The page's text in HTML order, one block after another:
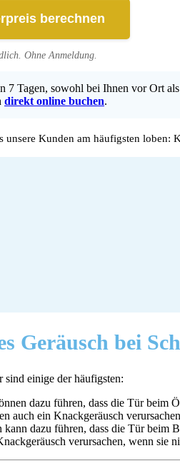
berechnen
Ohne Anmeldung.
Tagen, sowohl bei Ihnen vor Ort
direkt online buchen.
unsere Kunden am häufigsten loben:
Geräusch bei
sind einige der häufigsten:
dazu führen, dass die Tür beim
auch ein Knackgeräusch
dazu führen, dass die Tür beim
verursachen, wenn sie